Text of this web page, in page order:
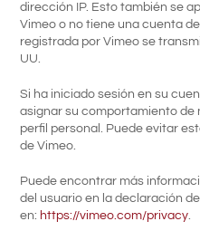
dirección IP. Esto también se
Vimeo o no tiene una cuenta
registrada por Vimeo se
UU.
Si ha iniciado sesión en su
asignar su comportamiento
perfil personal. Puede evitar
de Vimeo.
Puede encontrar más
del usuario en la declaración
en: https://vimeo.com/privacy.